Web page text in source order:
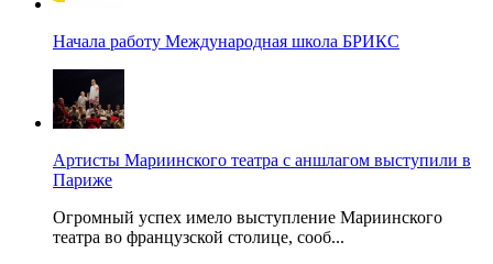
Начала работу Международная школа БРИКС
Артисты Мариинского театра с аншлагом выступили в
Париже
Огромный успех имело выступление Мариинского
театра во французской столице, сооб...